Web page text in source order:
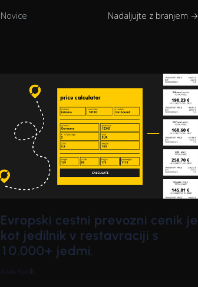
Novice Nadaljujte z branjem →
Evropski cestni prevozni cenik je
kot jedilnik v restavraciji s
10.000+ jedmi.
Aivo Kurik